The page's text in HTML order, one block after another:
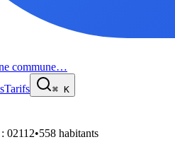
commune…
Tarifs ⌘ K
02112•558 habitants